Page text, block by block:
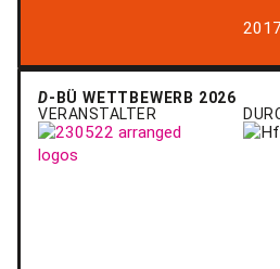
D-BÜ WETTBEWERB 2026
VERANSTALTER